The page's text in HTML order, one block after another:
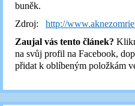
buněk.
Zdroj: http://
Zaujal vás tento článek?
na svůj profil na Facebook,
přidat k oblíbeným položkám